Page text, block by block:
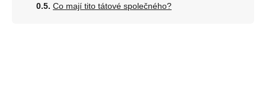
Co mají tito tátové společného?